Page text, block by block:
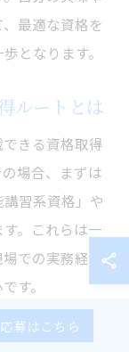
最適な資格を
となります。
ルートとは
きる資格取得
場合、まずは
習系資格」や
。これらは一
での実務経験
す。
立て等作業主
応募はこちら